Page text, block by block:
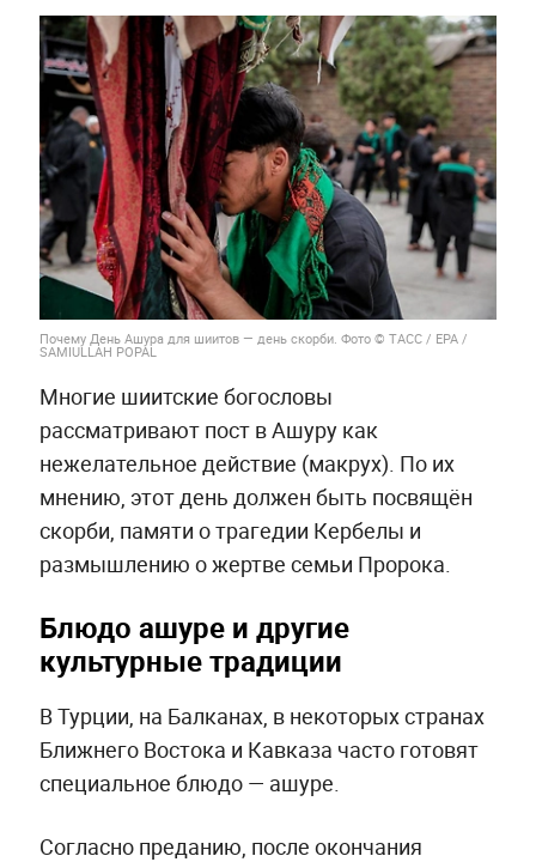
Почему День Ашура для шиитов — день скорби. Фото © ТАСС / ЕРА /
SAMIULLAH POPAL
Многие шиитские богословы
рассматривают пост в Ашуру как
нежелательное действие (макрух). По их
мнению, этот день должен быть посвящён
скорби, памяти о трагедии Кербелы и
размышлению о жертве семьи Пророка.
Блюдо ашуре и другие
культурные традиции
В Турции, на Балканах, в некоторых странах
Ближнего Востока и Кавказа часто готовят
специальное блюдо — ашуре.
Согласно преданию, после окончания